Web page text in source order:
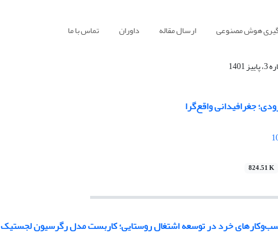
هوش مصنوعی ارسال مقاله داوران تماس با ما
جغرافیدانی واقع‌گرا
824.51 K
خرد در توسعه اشتغال روستایی؛ کاربست مدل رگرسیون لجستیک